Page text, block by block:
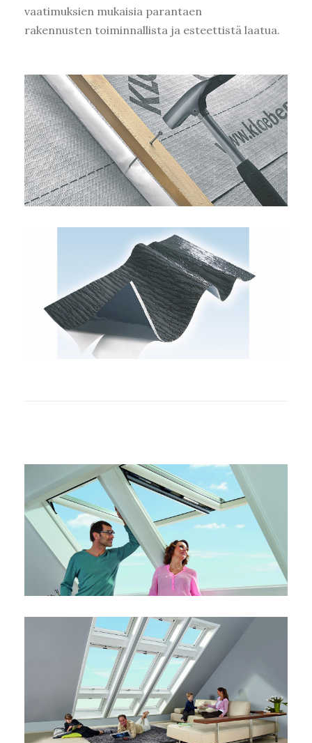
vaatimuksien mukaisia parantaen
rakennusten toiminnallista ja esteettistä laatua.